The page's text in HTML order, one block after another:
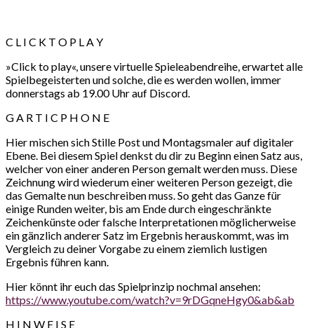
C L I C K T O P L A Y
»Click to play«, unsere virtuelle Spieleabendreihe, erwartet alle
Spielbegeisterten und solche, die es werden wollen, immer
donnerstags ab 19.00 Uhr auf Discord.
G A R T I C P H O N E
Hier mischen sich Stille Post und Montagsmaler auf digitaler
Ebene. Bei diesem Spiel denkst du dir zu Beginn einen Satz aus,
welcher von einer anderen Person gemalt werden muss. Diese
Zeichnung wird wiederum einer weiteren Person gezeigt, die
das Gemalte nun beschreiben muss. So geht das Ganze für
einige Runden weiter, bis am Ende durch eingeschränkte
Zeichenkünste oder falsche Interpretationen möglicherweise
ein gänzlich anderer Satz im Ergebnis herauskommt, was im
Vergleich zu deiner Vorgabe zu einem ziemlich lustigen
Ergebnis führen kann.
Hier könnt ihr euch das Spielprinzip nochmal ansehen:
https://www.youtube.com/watch?v=9rDGqneHgy0&ab&ab
H I N W E I S E